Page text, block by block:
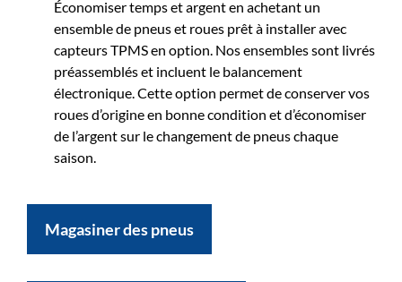
Économiser temps et argent en achetant un
ensemble de pneus et roues prêt à installer avec
capteurs TPMS en option. Nos ensembles sont livrés
préassemblés et incluent le balancement
électronique. Cette option permet de conserver vos
roues d’origine en bonne condition et d’économiser
de l’argent sur le changement de pneus chaque
saison.
Magasiner des pneus